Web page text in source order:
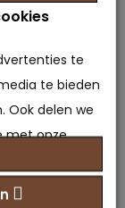
te
te bieden
Ook delen we
met onze
analyse. Deze
met